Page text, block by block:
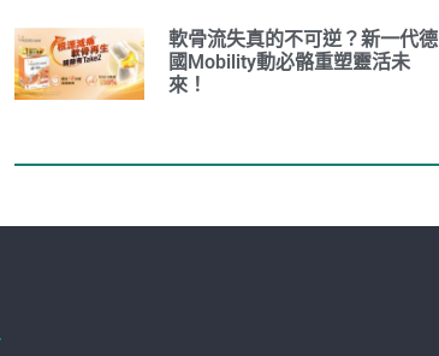
軟骨流失真的不可逆？新一代德
國Mobility動必骼重塑靈活未
來！